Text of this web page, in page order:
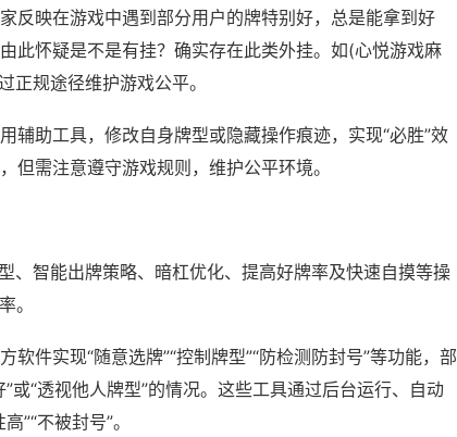
反映在游戏中遇到部分用户的牌特别好，总是能拿到好
此怀疑是不是有挂？确实存在此类外挂。如(心悦游戏麻
正规途径维护游戏公平。
辅助工具，修改自身牌型或隐藏操作痕迹，实现“必胜”效
但需注意遵守游戏规则，维护公平环境。
、智能出牌策略、暗杠优化、提高好牌率及快速自摸等操
。
件实现“随意选牌”“控制牌型”“防检测防封号”等功能，部
或“透视他人牌型”的情况。这些工具通过后台运行、自动
”“不被封号”。